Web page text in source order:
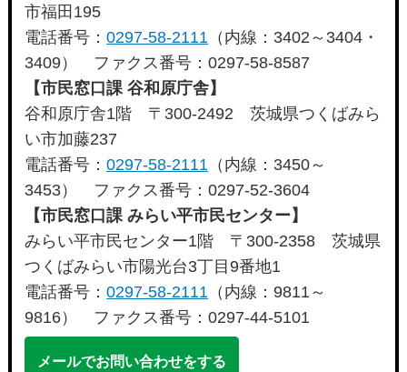
市福田195
電話番号：0297-58-2111 （内線：3402～3404・
3409） ファクス番号：0297-58-8587
【市民窓口課 谷和原庁舎】
谷和原庁舎1階 〒300-2492 茨城県つくばみら
い市加藤237
電話番号：0297-58-2111 （内線：3450～
3453） ファクス番号：0297-52-3604
【市民窓口課 みらい平市民センター】
みらい平市民センター1階 〒300-2358 茨城県
つくばみらい市陽光台3丁目9番地1
電話番号：0297-58-2111 （内線：9811～
9816） ファクス番号：0297-44-5101
メールでお問い合わせをする